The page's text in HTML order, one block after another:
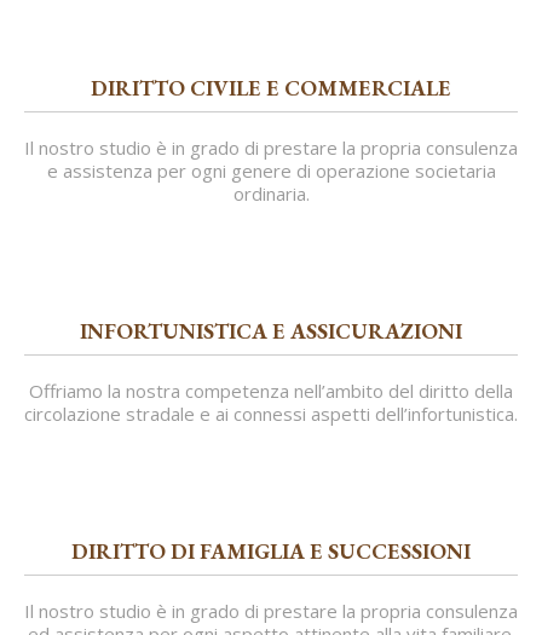
DIRITTO CIVILE E COMMERCIALE
Il nostro studio è in grado di prestare la propria consulenza
e assistenza per ogni genere di operazione societaria
ordinaria.
INFORTUNISTICA E ASSICURAZIONI
Offriamo la nostra competenza nell’ambito del diritto della
circolazione stradale e ai connessi aspetti dell’infortunistica.
DIRITTO DI FAMIGLIA E SUCCESSIONI
Il nostro studio è in grado di prestare la propria consulenza